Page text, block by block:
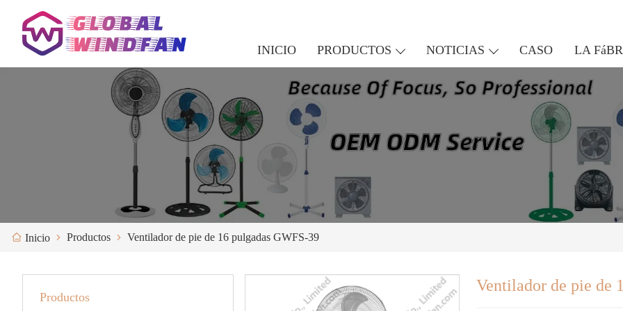
INICIO PRODUCTOS NOTICIAS CASO LA
Inicio Productos Ventilador de pie de 16 pulgadas GWFS-39
Productos
Ventilador de pie de